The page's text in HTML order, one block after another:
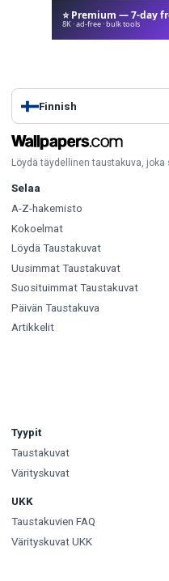
⭐ Premium — 7-day
8K · ad-free · bulk tools
Finnish
Löydä täydellinen taustakuva,
Selaa
A-Z-hakemisto
Kokoelmat
Löydä Taustakuvat
Uusimmat Taustakuvat
Suosituimmat Taustakuvat
Päivän Taustakuva
Artikkelit
Tyypit
Taustakuvat
Värityskuvat
UKK
Taustakuvien FAQ
Värityskuvat UKK